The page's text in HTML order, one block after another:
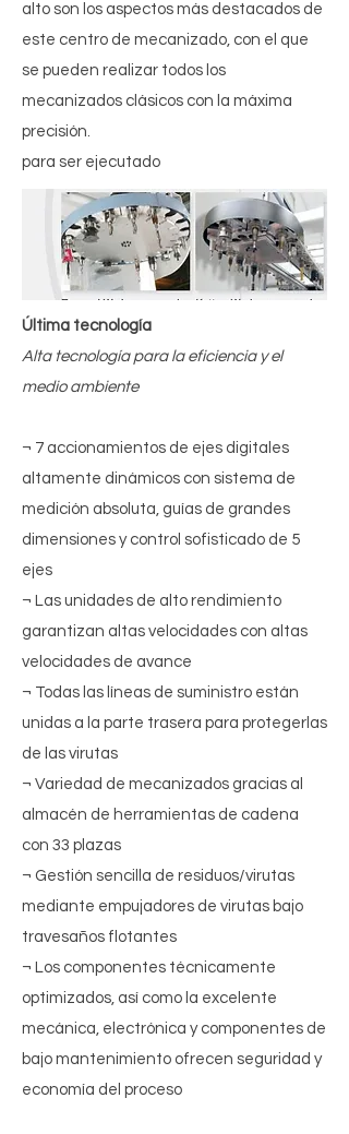
alto son los aspectos más destacados de
este centro de mecanizado, con el que
se pueden realizar todos los
mecanizados clásicos con la máxima
precisión.
para ser ejecutado
Última tecnología
Alta tecnología para la eficiencia y el
medio ambiente
¬ 7 accionamientos de ejes digitales
altamente dinámicos con sistema de
medición absoluta, guías de grandes
dimensiones y control sofisticado de 5
ejes
¬ Las unidades de alto rendimiento
garantizan altas velocidades con altas
velocidades de avance
¬ Todas las líneas de suministro están
unidas a la parte trasera para protegerlas
de las virutas
¬ Variedad de mecanizados gracias al
almacén de herramientas de cadena
con 33 plazas
¬ Gestión sencilla de residuos/virutas
mediante empujadores de virutas bajo
travesaños flotantes
¬ Los componentes técnicamente
optimizados, así como la excelente
mecánica, electrónica y componentes de
bajo mantenimiento ofrecen seguridad y
economía del proceso